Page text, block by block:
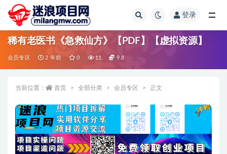
登录
稀有老医书《急救仙方》【PDF】【虚拟资源】
会员专区 2 年前 0 11 9.8
当前位置： 首页 全部分类 会员专区 正文
全部